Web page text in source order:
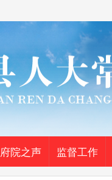
府院之声 监督工作